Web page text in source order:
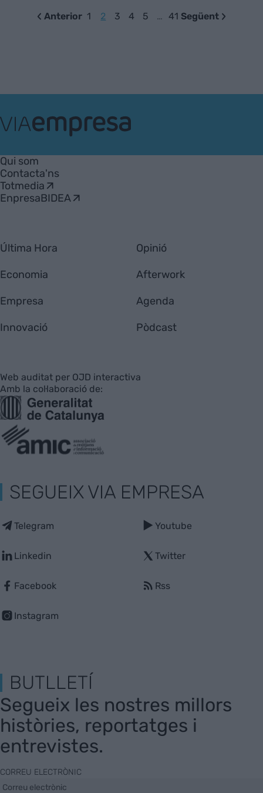
Anterior 1 2 3 4 5 … 41 Següent
Empresa
Qui som
Contacta'ns
Totmedia
EnpresaBIDEA
Última Hora
Economia
Empresa
Innovació
Opinió
Afterwork
Agenda
Pòdcast
Web auditat per OJD interactiva
Amb la col·laboració de:
SEGUEIX VIA EMPRESA
Telegram
Linkedin
Facebook
Instagram
Youtube
Twitter
Rss
BUTLLETÍ
Segueix les nostres millors
històries, reportatges i
entrevistes.
CORREU ELECTRÒNIC